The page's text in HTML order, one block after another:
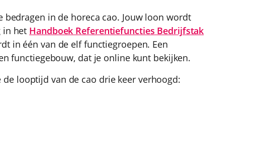
bedragen in de horeca cao. Jouw loon wordt
in het Handboek Referentiefuncties Bedrijfstak
in één van de elf functiegroepen. Een
functiegebouw, dat je online kunt bekijken.
looptijd van de cao drie keer verhoogd: